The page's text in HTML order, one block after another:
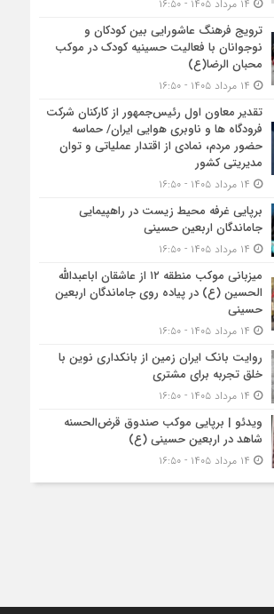
ترویج فرهنگ عاشورایی بین کودکان و
نوجوانان با فعالیت حسینیه کودک در موکب
محبان الرضا(ع)
تقدیر معاون اول رئیس‌جمهور از کارکنان شرکت
فرودگاه ها و ناوبری هوایی ایران/ حماسه
حضور مردم، نمادی از اقتدار عملیاتی و توان
مدیریتی کشور
برپایی غرفه محیط زیست در راهپیمایی
جاماندگان اربعین حسینی
میزبانی موکب منطقه ۱۲ از عاشقان اباعبدالله
الحسین (ع) در پیاده روی جاماندگان اربعین
حسینی
روایت بانک ایران زمین از بانکداری نوین با
خلق تجربه برای مشتری
ویدئو | برپایی موکب صندوق قرض‌الحسنه
شاهد در اربعین حسینی (ع)